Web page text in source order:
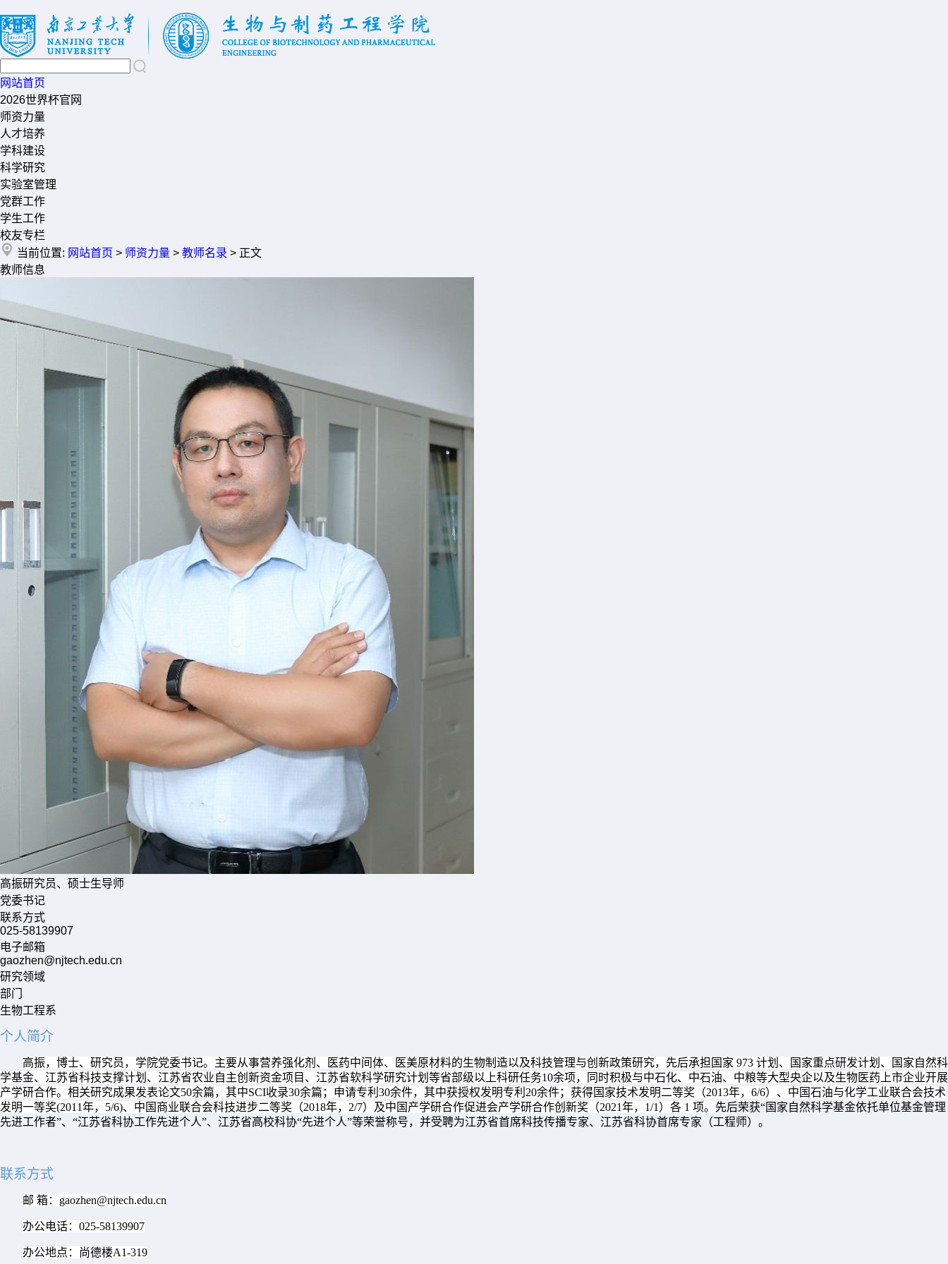
网站首页
2026世界杯官网
师资力量
人才培养
学科建设
科学研究
实验室管理
党群工作
学生工作
校友专栏
当前位置: 网站首页 > 师资力量 > 教师名录 > 正文
教师信息
高振研究员、硕士生导师
党委书记
联系方式
025-58139907
电子邮箱
gaozhen@njtech.edu.cn
研究领域
部门
生物工程系
个人简介
高振，博士、研究员，学院党委书记。主要从事营养强化剂、医药中间体、医美原材料的生物制造以及科技管理与创新政策研究，先后承担国家 973 计划、国家重点研发计划、国家自然科
学基金、江苏省科技支撑计划、江苏省农业自主创新资金项目、江苏省软科学研究计划等省部级以上科研任务10余项，同时积极与中石化、中石油、中粮等大型央企以及生物医药上市企业开展
产学研合作。相关研究成果发表论文50余篇，其中SCI收录30余篇；申请专利 30余件，其中获授权发明专利 20余件；获得国家技术发明二等奖（2013年， 6/6）、中国石油与化学工业联合会技术
发明一等奖(2011年， 5/6)、中国商业联合会科技进步二等奖（2018年， 2/7）及中国产学研合作促进会产学研合作创新奖（2021年， 1/1 ）各 1 项。 先后荣获“国家自然科学基金依托单位基金管理
先进工作者”、 “江苏省科协工作先进个人”、江苏省高校科协“先进个人”等荣誉称号，并受聘为江苏省首席科技传播专家、江苏省科协首席专家（工程师）。
联系方式
邮 箱： gaozhen@njtech.edu.cn
办公电话： 025-58139907
办公地点：尚德楼A1-319